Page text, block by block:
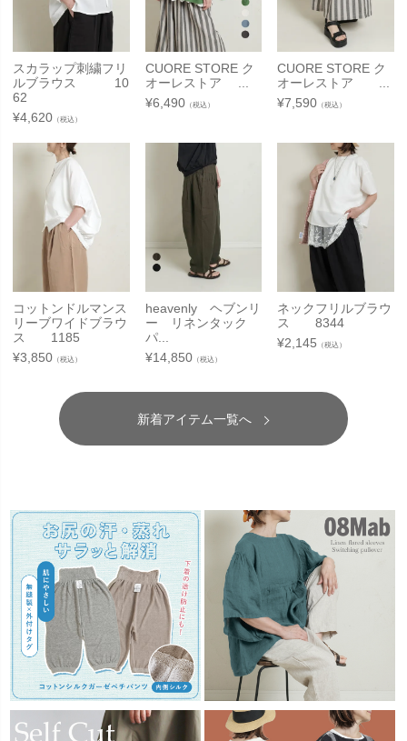
スカラップ刺繍フリ
ルブラウス 10
62
¥4,620 （税込）
CUORE STORE ク
オーレストア ...
¥6,490（税込）
CUORE STORE ク
オーレストア ...
¥7,590 （税込）
コットンドルマンス
リーブワイドブラウ
ス 1185
¥3,850 （税込）
heavenly ヘブンリ
ー リネンタック
パ...
¥14,850（税込）
ネックフリルブラウ
ス 8344
¥2,145 （税込）
新着アイテム一覧へ